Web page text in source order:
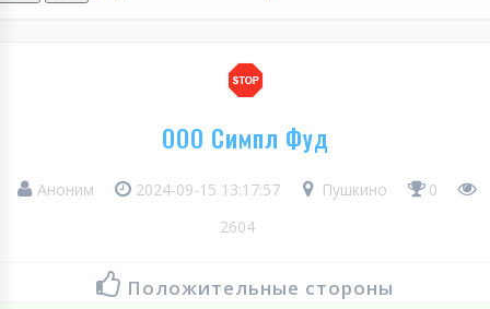
ООО Симпл Фуд
Аноним 2024-09-15 13:17:57 Пушкино
0
2604
Положительные стороны